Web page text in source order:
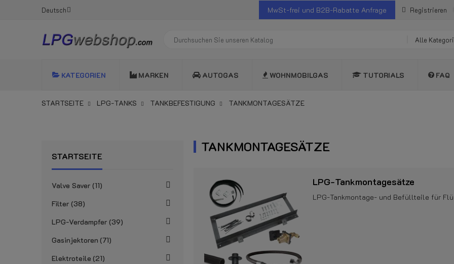
Deutsch MwSt-frei und B2B-Rabatte Anfrage Registrieren
Alle
KATEGORIEN MARKEN AUTOGAS WOHNMOBILGAS TUTORIALS FAQ
STARTSEITE LPG-TANKS TANKBEFESTIGUNG TANKMONTAGESÄTZE
STARTSEITE
Valve Saver 11
Filter 38
LPG-Verdampfer 39
Gasinjektoren 71
Elektroteile 21
TANKMONTAGESÄTZE
LPG-Tankmontagesätze
LPG-Tankmontage- und Befüllteile für